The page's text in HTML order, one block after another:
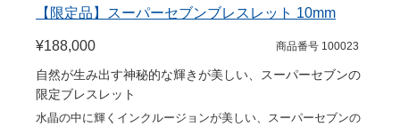
【限定品】スーパーセブンブレスレット 10mm
¥188,000 商品番号 100023
自然が生み出す神秘的な輝きが美しい、スーパーセブンの
限定ブレスレット
水晶の中に輝くインクルージョンが美しい、スーパーセブンの